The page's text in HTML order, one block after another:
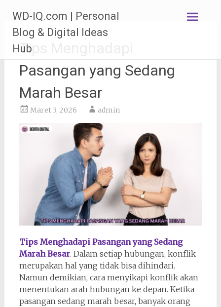
konten
WD-IQ.com | Personal
Blog & Digital Ideas
Hub
Tips Menghadapi
Pasangan yang Sedang
Marah Besar
Maret 3, 2026 admin
Tips Menghadapi Pasangan yang Sedang
Marah Besar. Dalam setiap hubungan, konflik
merupakan hal yang tidak bisa dihindari.
Namun demikian, cara menyikapi konflik akan
menentukan arah hubungan ke depan. Ketika
pasangan sedang marah besar, banyak orang